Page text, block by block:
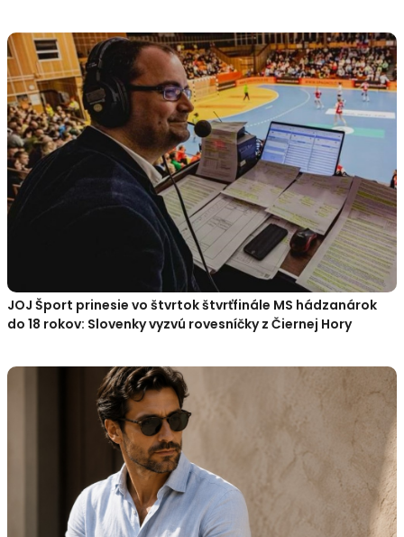
JOJ Šport prinesie vo štvrtok štvrťfinále MS hádzanárok
do 18 rokov: Slovenky vyzvú rovesníčky z Čiernej Hory